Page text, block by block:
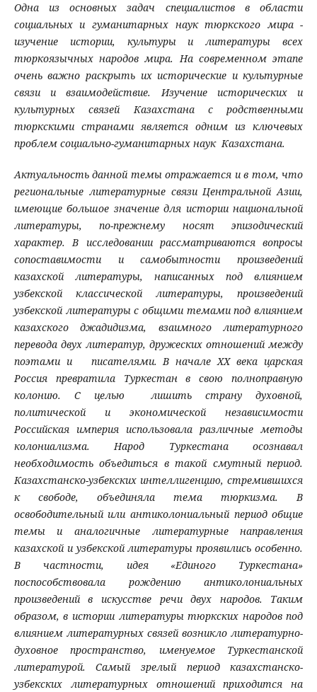
Одна из основных задач специалистов в области
социальных и гуманитарных наук тюркского мира -
изучение истории, культуры и литературы всех
тюркоязычных народов мира. На современном этапе
очень важно раскрыть их исторические и культурные
связи и взаимодействие. Изучение исторических и
культурных связей Казахстана с родственными
тюркскими странами является одним из ключевых
проблем социально-гуманитарных наук Казахстана.
Актуальность данной темы отражается и в том, что
региональные литературные связи Центральной Азии,
имеющие большое значение для истории национальной
литературы, по-прежнему носят эпизодический
характер. В исследовании рассматриваются вопросы
сопоставимости и самобытности произведений
казахской литературы, написанных под влиянием
узбекской классической литературы, произведений
узбекской литературы с общими темами под влиянием
казахского джадидизма, взаимного литературного
перевода двух литератур, дружеских отношений между
поэтами и писателями. В начале ХХ века царская
Россия превратила Туркестан в свою полноправную
колонию. С целью лишить страну духовной,
политической и экономической независимости
Российская империя использовала различные методы
колониализма. Народ Туркестана осознавал
необходимость объедиться в такой смутный период.
Казахстанско-узбекских интеллигенцию, стремившихся
к свободе, объединяла тема тюркизма. В
освободительный или антиколониальный период общие
темы и аналогичные литературные направления
казахской и узбекской литературы проявились особенно.
В частности, идея «Единого Туркестана»
поспособствовала рождению антиколониальных
произведений в искусстве речи двух народов. Таким
образом, в истории литературы тюркских народов под
влиянием литературных связей возникло литературно-
духовное пространство, именуемое Туркестанской
литературой. Самый зрелый период казахстанско-
узбекских литературных отношений приходится на